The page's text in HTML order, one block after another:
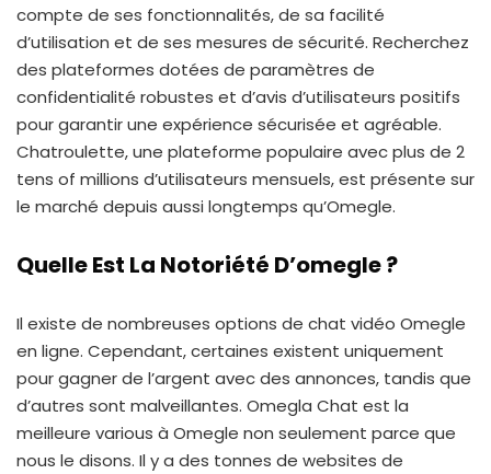
compte de ses fonctionnalités, de sa facilité
d’utilisation et de ses mesures de sécurité. Recherchez
des plateformes dotées de paramètres de
confidentialité robustes et d’avis d’utilisateurs positifs
pour garantir une expérience sécurisée et agréable.
Chatroulette, une plateforme populaire avec plus de 2
tens of millions d’utilisateurs mensuels, est présente sur
le marché depuis aussi longtemps qu’Omegle.
Quelle Est La Notoriété D’omegle ?
Il existe de nombreuses options de chat vidéo Omegle
en ligne. Cependant, certaines existent uniquement
pour gagner de l’argent avec des annonces, tandis que
d’autres sont malveillantes. Omegla Chat est la
meilleure various à Omegle non seulement parce que
nous le disons. Il y a des tonnes de websites de